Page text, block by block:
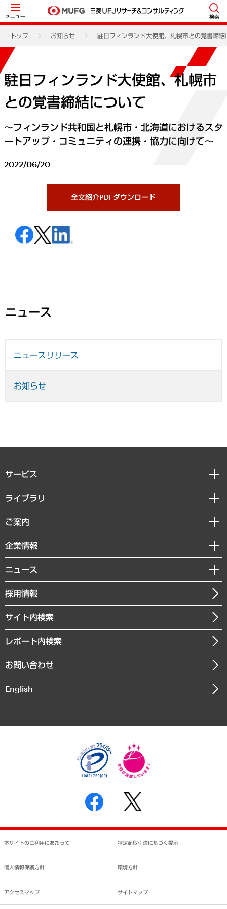
メニュー 検索
トップ お知らせ 駐日フィンランド大使館、札幌市との覚書締結
駐日フィンランド大使館、札幌市
との覚書締結について
～フィンランド共和国と札幌市・北海道におけるスタ
ートアップ・コミュニティの連携・協力に向けて～
2022/06/20
全文紹介PDFダウンロード
ニュース
ニュースリリース
お知らせ
サービス
経営戦略
組織・人事戦略
デジタルイノベーション
共生・ダイバーシティ
GRC（ガバナンス・リスク・コンプライアンス）・防災（政策）
経済・産業・雇用・労働
まちづくり・観光・交通・スポーツ・スマートシティ
自然資源・農林水産業・食料システム
ライブラリ
経済調査
レポート
コラム
経営用語集
受託・受注実績（官公庁関連）
メディア掲載・出演
ご案内
セミナー・イベント情報
MUFGビジネスセミナー
受託案件情報
企業情報
私たちの想い
社長メッセージ
会社概要
沿革
組織図・本部部室紹介
インドネシア現地法人
個人情報保護方針
反社会的勢力に対する基本方針
書面による個人情報の開示等の請求の手続きについて
ニュース
ニュースリリース
お知らせ
採用情報
サイト内検索
レポート内検索
お問い合わせ
English
本サイトのご利用にあたって 特定商取引法に基づく提示
個人情報保護方針 環境方針
アクセスマップ サイトマップ